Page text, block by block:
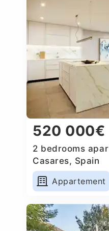
520 000€
2 bedrooms
Casares, Spain
Appartement